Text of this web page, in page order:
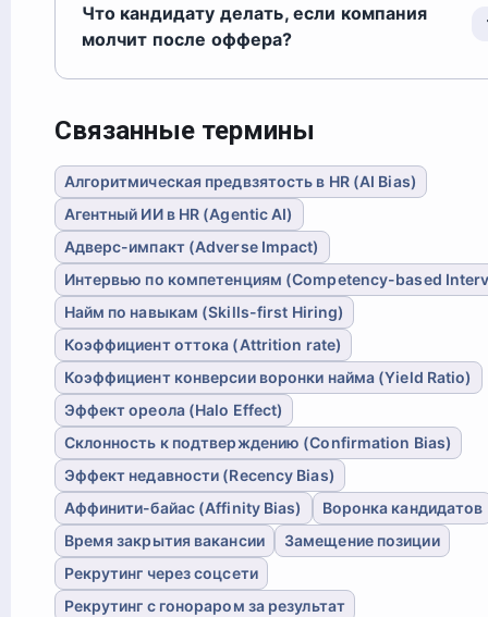
Что кандидату делать, если компания
молчит после оффера?
Связанные термины
Алгоритмическая предвзятость в HR (AI Bias)
Агентный ИИ в HR (Agentic AI)
Адверс-импакт (Adverse Impact)
Интервью по компетенциям (Competency-based
Найм по навыкам (Skills-first Hiring)
Коэффициент оттока (Attrition rate)
Коэффициент конверсии воронки найма (Yield Ratio)
Эффект ореола (Halo Effect)
Склонность к подтверждению (Confirmation Bias)
Эффект недавности (Recency Bias)
Аффинити-байас (Affinity Bias)
Воронка кандидатов
Время закрытия вакансии
Замещение позиции
Рекрутинг через соцсети
Рекрутинг с гонораром за результат